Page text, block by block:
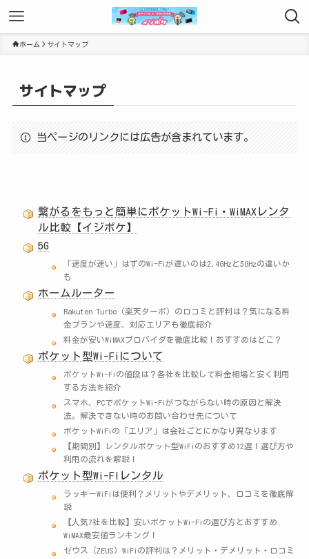
ホーム サイトマップ
サイトマップ
当ページのリンクには広告が含まれています。
繋がるをもっと簡単にポケットWi-Fi・WiMAXレンタ
ル比較【イジポケ】
5G
「速度が速い」はずのWi-Fiが遅いのは2.4GHzと5GHzの違いか
も
ホームルーター
Rakuten Turbo（楽天ターボ）の口コミと評判は？気になる料
金プランや速度、対応エリアも徹底紹介
料金が安いWiMAXプロバイダを徹底比較！おすすめはどこ？
ポケット型Wi-Fiについて
ポケットWi-Fiの値段は？各社を比較して料金相場と安く利用
する方法を紹介
スマホ、PCでポケットWi-Fiがつながらない時の原因と解決
法。解決できない時のお問い合わせ先について
ポケットWiFiの「エリア」は会社ごとにかなり異なります
【期間別】レンタルポケット型WiFiのおすすめ12選！選び方や
利用の流れを解説！
ポケット型Wi-FIレンタル
ラッキーWiFiは便利？メリットやデメリット、口コミを徹底解
説
【人気7社を比較】安いポケットWi-Fiの選び方とおすすめ
WiMAX最安値ランキング！
ゼウス（ZEUS）WiFiの評判は？メリット・デメリット・口コミ